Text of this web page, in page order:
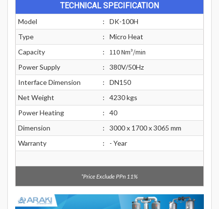
TECHNICAL SPECIFICATION
Model :
DK-100H
Type
:
Micro Heat
Capacity
: 110 Nm³/min
Power Supply :
380V/50Hz
Interface Dimension
:
DN150
Net Weight
:
4230 kgs
Power Heating
:
40
Dimension
:
3000 x 1700 x 3065 mm
Warranty
: - Year
*Price Exclude PPn 11%